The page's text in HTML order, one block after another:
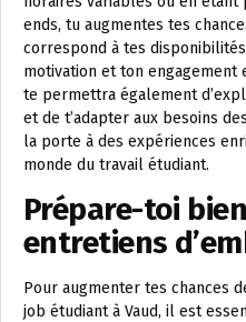
ends, tu augmentes tes
correspond à tes
motivation et ton
te permettra également
et de t’adapter aux besoins
la porte à des expériences
monde du travail étudiant.
Prépare-toi
entretiens
Pour augmenter tes chances
job étudiant à Vaud, il est